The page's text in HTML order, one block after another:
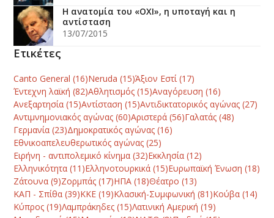
Η ανατομία του «ΟΧΙ», η υποταγή και η
αντίσταση
13/07/2015
Ετικέτες
Canto General (16)Neruda (15)Άξιον Εστί(17)
Έντεχνη λαϊκή (82)Αθλητισμός (15)Αναγόρευση (16)
Ανεξαρτησία (15)Αντίσταση (15)Αντιδικτατορικός αγώνας (27)
Αντιμνημονιακός αγώνας (60)Αριστερά (56)Γαλατάς (48)
Γερμανία (23)Δημοκρατικός αγώνας (16)
Εθνικοαπελευθερωτικός αγώνας (25)
Ειρήνη - αντιπολεμικό κίνημα (32)Εκκλησία (12)
Ελληνικότητα (11)Ελληνοτουρκικά (15)Ευρωπαϊκή Ένωση (18)
Ζάτουνα (9)Ζορμπάς (17)ΗΠΑ (18)Θέατρο (13)
ΚΑΠ - Σπίθα (39)ΚΚΕ (19)Κλασική-Συμφωνική (81)Κούβα (14)
Κύπρος (19)Λαμπράκηδες (15)Λατινική Αμερική (19)